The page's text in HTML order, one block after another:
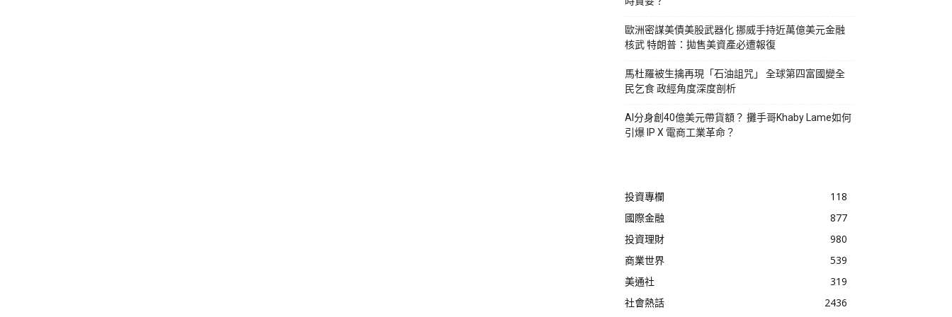
歐洲密謀美債美股武器化 挪威手持近萬億美元金融
核武 特朗普：拋售美資產必遭報復
馬杜羅被生擒再現「石油詛咒」 全球第四富國變全
民乞食 政經角度深度剖析
AI分身創40億美元帶貨額？ 攤手哥Khaby Lame如何
引爆 IP X 電商工業革命？
投資專欄
118
國際金融
877
投資理財
980
商業世界
539
美通社
319
社會熱話
2436